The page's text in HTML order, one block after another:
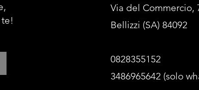
Via del Commercio,
Bellizzi (SA) 84092
0828355152
3486965642 (solo